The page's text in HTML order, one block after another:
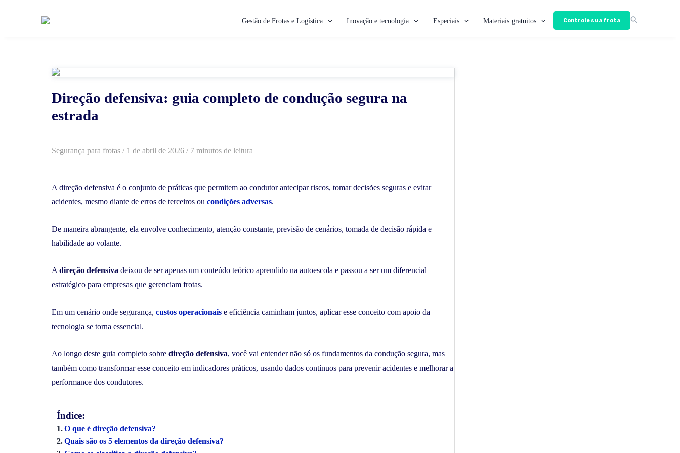
Gestão de Frotas e Logística Inovação e tecnologia Especiais Materiais gratuitos Controle sua frota
Direção defensiva: guia completo de condução segura na
estrada
Segurança para frotas / 1 de abril de 2026 / 7 minutos de leitura
A direção defensiva é o conjunto de práticas que permitem ao condutor antecipar riscos, tomar decisões seguras e evitar
acidentes, mesmo diante de erros de terceiros ou condições adversas.
De maneira abrangente, ela envolve conhecimento, atenção constante, previsão de cenários, tomada de decisão rápida e
habilidade ao volante.
A direção defensiva deixou de ser apenas um conteúdo teórico aprendido na autoescola e passou a ser um diferencial
estratégico para empresas que gerenciam frotas.
Em um cenário onde segurança, custos operacionais e eficiência caminham juntos, aplicar esse conceito com apoio da
tecnologia se torna essencial.
Ao longo deste guia completo sobre direção defensiva, você vai entender não só os fundamentos da condução segura, mas
também como transformar esse conceito em indicadores práticos, usando dados contínuos para prevenir acidentes e melhorar a
performance dos condutores.
Índice:
O que é direção defensiva?
Quais são os 5 elementos da direção defensiva?